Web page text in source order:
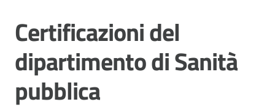
Azienda Unità
Sanitaria Locale
di Piacenza
Prestazioni
Certificazioni del
dipartimento di Sanità
pubblica